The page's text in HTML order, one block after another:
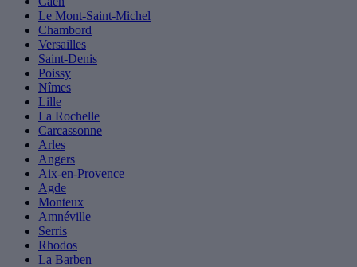
Le Mont-Saint-Michel
Chambord
Versailles
Saint-Denis
Poissy
Nîmes
Lille
La Rochelle
Carcassonne
Arles
Angers
Aix-en-Provence
Agde
Monteux
Amnéville
Serris
Rhodos
La Barben